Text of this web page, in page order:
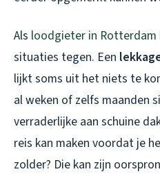
Als loodgieter in Rotterdam
situaties tegen. Een
lijkt soms uit het niets te
al weken of zelfs maanden
verraderlijke aan schuine
reis kan maken voordat je
zolder? Die kan zijn